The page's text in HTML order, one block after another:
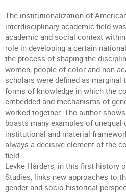
The institutionalization of
interdisciplinary academic field
academic and social context
role in developing a certain
the process of shaping the
women, people of color and non-
scholars were defined as marginal
forms of knowledge in which the
embedded and mechanisms of
worked together. The author
boasts many examples of unequal
institutional and material
always a decisive element of the
field.
Levke Harders, in this first history
Studies, links new approaches to
gender and socio-historical